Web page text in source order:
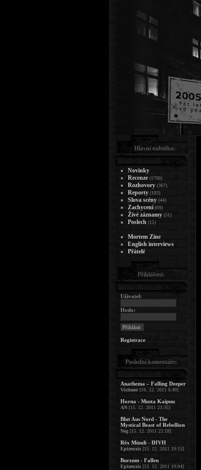
Hlavní nabídka:
Novinky
Recenze (1700)
Rozhovory (367)
Reporty (183)
Slova scény (44)
Zachycení (69)
Živé záznamy (51)
Poslech (15)
Mortem Zine
English interviews
Přátelé
Přihlášení:
Uživatel:
Heslo:
Registrace
Poslední komentáře:
Anathema – Falling Deeper
Victimer[16. 12. 2011 6:49]
Horna - Musta Kaipuu
AN [15. 12. 2011 23:35]
Blut Aus Nord - The
Mystical Beast of Rebellion
Neg [15. 12. 2011 22:18]
Rêx Mündi - IHVH
Epizeuxis [15. 12. 2011 19:15]
Burzum - Fallen
Epizeuxis [15. 12. 2011 19:04]